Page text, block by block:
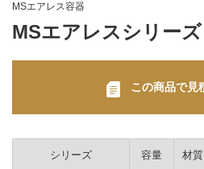
MSエアレス容器
MSエアレスシリーズ
この商品で見
シリーズ 容量 材質